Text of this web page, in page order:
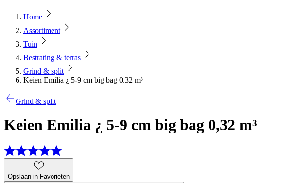
Home
Assortiment
Tuin
Bestrating & terras
Grind & split
Keien Emilia ¿ 5-9 cm big bag 0,32 m³
Grind & split
Keien Emilia ¿ 5-9 cm big bag 0,32 m³
Opslaan in Favorieten